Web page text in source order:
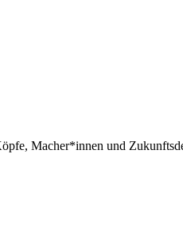
Macher*innen und